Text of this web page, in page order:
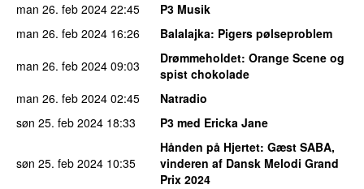
man 26. feb 2024 22:45
P3 Musik
man 26. feb 2024 16:26 Balalajka: Pigers pølseproblem
man 26. feb 2024 09:03 Drømmeholdet: Orange Scene og
spist chokolade
man 26. feb 2024 02:45
Natradio
søn 25. feb 2024 18:33 P3 med Ericka Jane
søn 25. feb 2024 10:35
Hånden på Hjertet: Gæst SABA,
vinderen af Dansk Melodi Grand
Prix 2024